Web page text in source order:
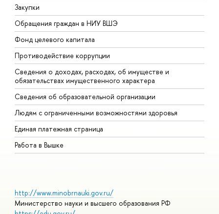
Закупки
Обращения граждан в НИУ ВШЭ
Фонд целевого капитала
Противодействие коррупции
Сведения о доходах, расходах, об имуществе и
обязательствах имущественного характера
Сведения об образовательной организации
Людям с ограниченными возможностями здоровья
Единая платежная страница
Работа в Вышке
http://www.minobrnauki.gov.ru/
Министерство науки и высшего образования РФ